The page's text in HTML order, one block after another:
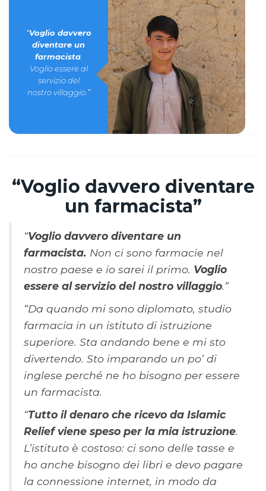
“Voglio davvero
diventare un
farmacista.
Voglio essere al
servizio del
nostro villaggio.”
“Voglio davvero diventare
un farmacista”
“Voglio davvero diventare un
farmacista. Non ci sono farmacie nel
nostro paese e io sarei il primo. Voglio
essere al servizio del nostro villaggio.”
“Da quando mi sono diplomato, studio
farmacia in un istituto di istruzione
superiore. Sta andando bene e mi sto
divertendo. Sto imparando un po’ di
inglese perché ne ho bisogno per essere
un farmacista.
“Tutto il denaro che ricevo da Islamic
Relief viene speso per la mia istruzione.
L’istituto è costoso: ci sono delle tasse e
ho anche bisogno dei libri e devo pagare
la connessione internet, in modo da